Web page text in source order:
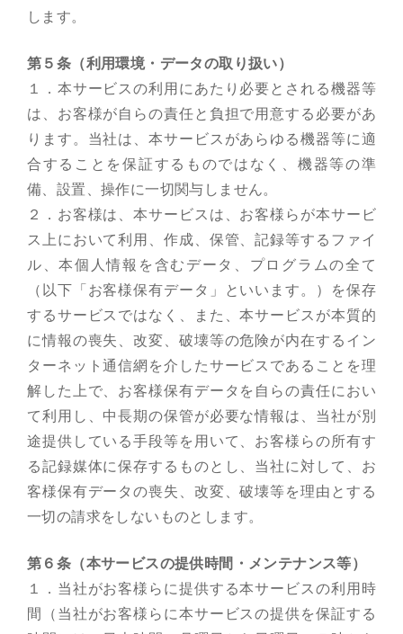
します。
第５条（利用環境・データの取り扱い）
１．本サービスの利用にあたり必要とされる機器等
は、お客様が自らの責任と負担で用意する必要があ
ります。当社は、本サービスがあらゆる機器等に適
合することを保証するものではなく、機器等の準
備、設置、操作に一切関与しません。
２．お客様は、本サービスは、お客様らが本サービ
ス上において利用、作成、保管、記録等するファイ
ル、本個人情報を含むデータ、プログラムの全て
（以下「お客様保有データ」といいます。）を保存
するサービスではなく、また、本サービスが本質的
に情報の喪失、改変、破壊等の危険が内在するイン
ターネット通信網を介したサービスであることを理
解した上で、お客様保有データを自らの責任におい
て利用し、中長期の保管が必要な情報は、当社が別
途提供している手段等を用いて、お客様らの所有す
る記録媒体に保存するものとし、当社に対して、お
客様保有データの喪失、改変、破壊等を理由とする
一切の請求をしないものとします。
第６条（本サービスの提供時間・メンテナンス等）
１．当社がお客様らに提供する本サービスの利用時
間（当社がお客様らに本サービスの提供を保証する